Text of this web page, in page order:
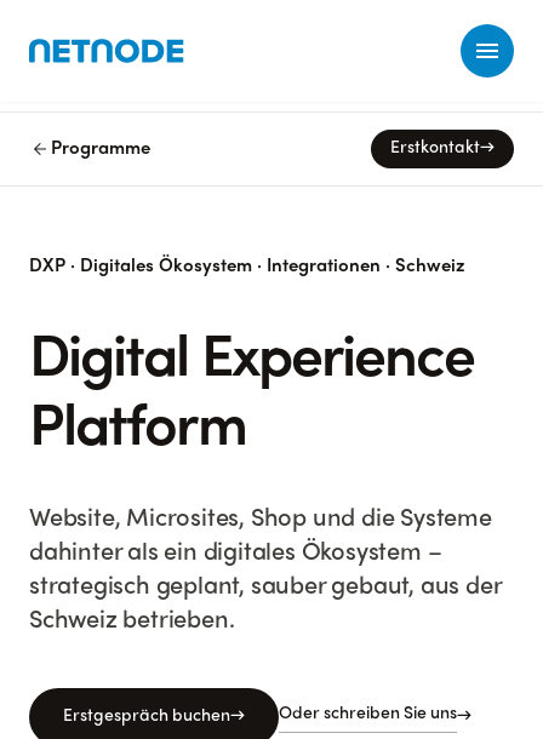
arrow_back Programme Erstkontakt→
DXP · Digitales Ökosystem · Integrationen · Schweiz
Digital Experience
Platform
Website, Microsites, Shop und die Systeme
dahinter als ein digitales Ökosystem –
strategisch geplant, sauber gebaut, aus der
Schweiz betrieben.
Erstgespräch buchen→ Oder schreiben Sie uns→